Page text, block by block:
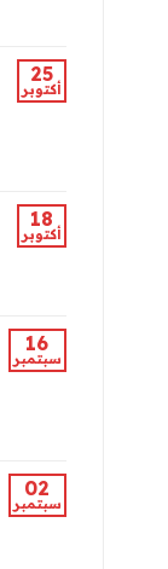
25
أكتوبر
18
أكتوبر
16
سبتمبر
02
سبتمبر